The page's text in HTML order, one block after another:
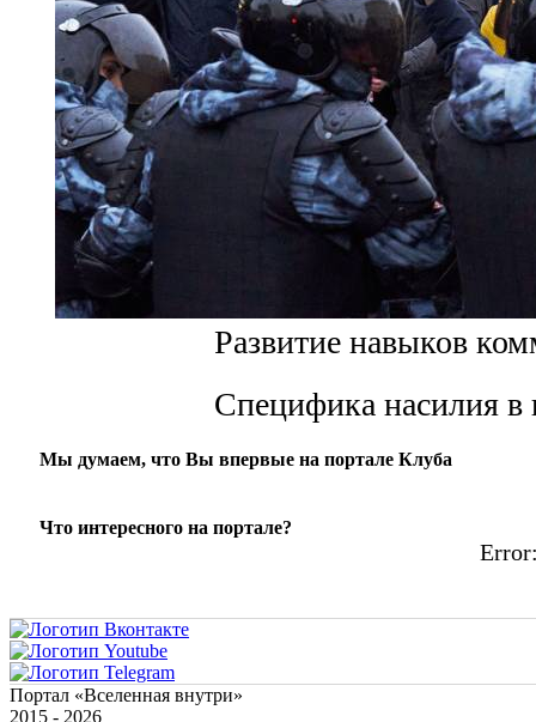
Развитие навыков
Специфика насилия в
Мы думаем, что Вы впервые на портале Клуба
Что интересного на портале?
Портал «Вселенная внутри»
2015 - 2026